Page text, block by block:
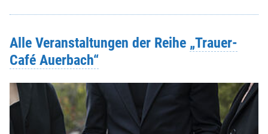
Alle Veranstaltungen der Reihe „Trauer-
Café Auerbach“